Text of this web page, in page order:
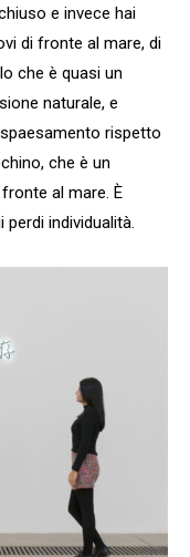
e invece hai
di fronte al mare, di
che è quasi un
naturale, e
rispetto
che è un
al mare. È
perdi individualità.